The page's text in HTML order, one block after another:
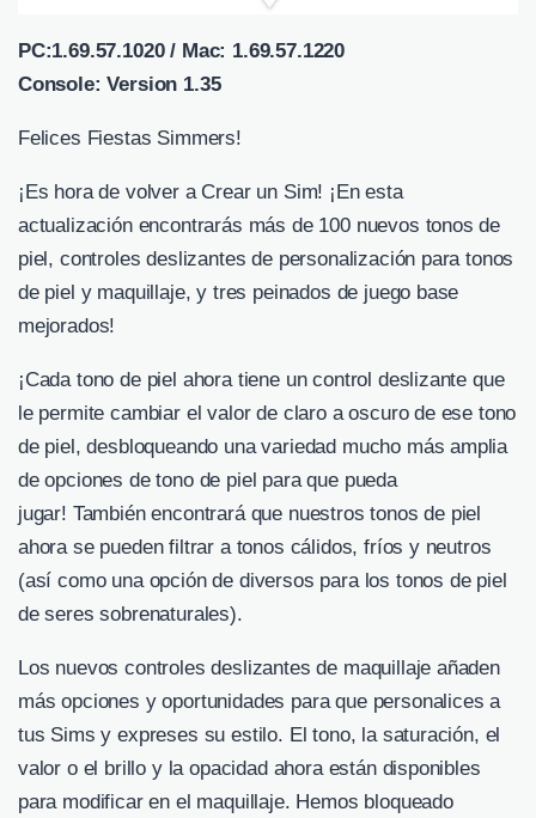
PC:1.69.57.1020 / Mac: 1.69.57.1220
Console: Version 1.35
Felices Fiestas Simmers!
¡Es hora de volver a Crear un Sim! ¡En esta
actualización encontrarás más de 100 nuevos tonos de
piel, controles deslizantes de personalización para tonos
de piel y maquillaje, y tres peinados de juego base
mejorados!
¡Cada tono de piel ahora tiene un control deslizante que
le permite cambiar el valor de claro a oscuro de ese tono
de piel, desbloqueando una variedad mucho más amplia
de opciones de tono de piel para que pueda
jugar! También encontrará que nuestros tonos de piel
ahora se pueden filtrar a tonos cálidos, fríos y neutros
(así como una opción de diversos para los tonos de piel
de seres sobrenaturales).
Los nuevos controles deslizantes de maquillaje añaden
más opciones y oportunidades para que personalices a
tus Sims y expreses su estilo. El tono, la saturación, el
valor o el brillo y la opacidad ahora están disponibles
para modificar en el maquillaje. Hemos bloqueado